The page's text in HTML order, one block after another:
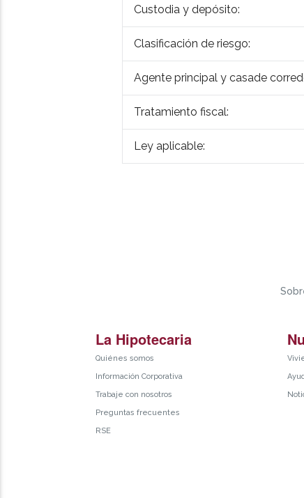
Custodia y depósito:
Clasificación de riesgo:
Agente principal y casade
Tratamiento fiscal:
Ley aplicable:
La Hipotecaria
Quiénes somos
Información Corporativa
Trabaje con nosotros
Preguntas frecuentes
RSE